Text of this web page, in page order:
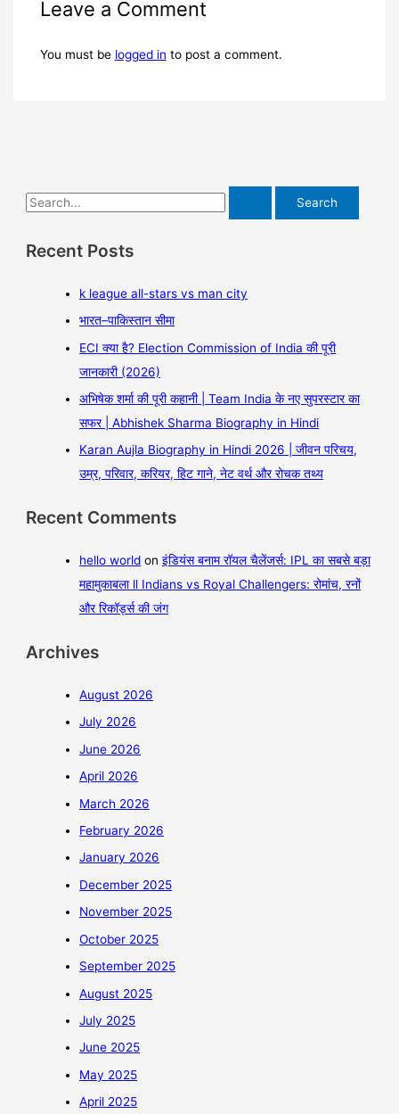
Leave a Comment
You must be logged in to post a comment.
Recent Posts
k league all-stars vs man city
भारत–पाकिस्तान सीमा
ECI क्या है? Election Commission of India की पूरी
जानकारी (2026)
अभिषेक शर्मा की पूरी कहानी | Team India के नए सुपरस्टार का
सफर | Abhishek Sharma Biography in Hindi
Karan Aujla Biography in Hindi 2026 | जीवन परिचय,
उम्र, परिवार, करियर, हिट गाने, नेट वर्थ और रोचक तथ्य
Recent Comments
hello world onइंडियंस बनाम रॉयल चैलेंजर्स: IPL का सबसे बड़ा
महामुकाबला ll Indians vs Royal Challengers: रोमांच, रनों
और रिकॉर्ड्स की जंग
Archives
August 2026
July 2026
June 2026
April 2026
March 2026
February 2026
January 2026
December 2025
November 2025
October 2025
September 2025
August 2025
July 2025
June 2025
May 2025
April 2025